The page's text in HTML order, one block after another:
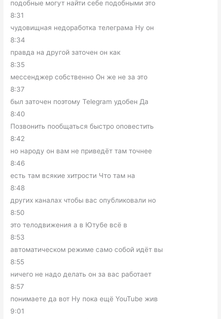
подобные могут найти себе подобными это
8:31
чудовищная недоработка телеграма Ну он
8:34
правда на другой заточен он как
8:35
мессенджер собственно Он же не за это
8:37
был заточен поэтому Telegram удобен Да
8:40
Позвонить пообщаться быстро оповестить
8:42
но народу он вам не приведёт там точнее
8:46
есть там всякие хитрости Что там на
8:48
других каналах чтобы вас опубликовали но
8:50
это телодвижения а в Ютубе всё в
8:53
автоматическом режиме само собой идёт вы
8:55
ничего не надо делать он за вас работает
8:57
понимаете да вот Ну пока ещё YouTube жив
9:01